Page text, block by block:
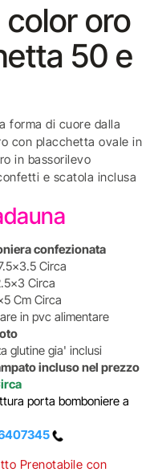
oro
50 e
forma di cuore dalla
con placchetta ovale in
in bassorilevo
e scatola inclusa
confezionata
Circa
Circa
Cm Circa
in pvc alimentare
glutine gia' inclusi
incluso nel prezzo
porta bomboniere a
Prenotabile con